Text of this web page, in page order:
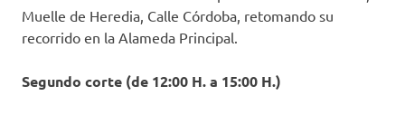
Muelle de Heredia, Calle Córdoba, retomando su
recorrido en la Alameda Principal.
Segundo corte (de 12:00 H. a 15:00 H.)